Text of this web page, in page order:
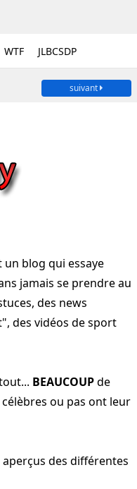
WTF JLBCSDP
suivant
un blog qui essaye
jamais se prendre au
des news
des vidéos de sport
BEAUCOUPde
ou pas ont leur
des différentes